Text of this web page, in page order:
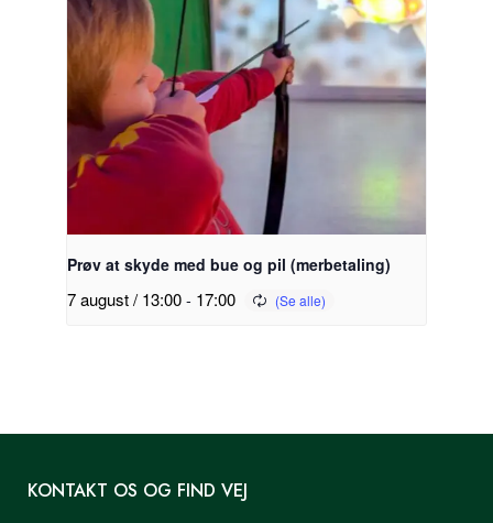
Prøv at skyde med bue og pil (merbetaling)
7 august / 13:00- 17:00
KONTAKT OS OG FIND VEJ